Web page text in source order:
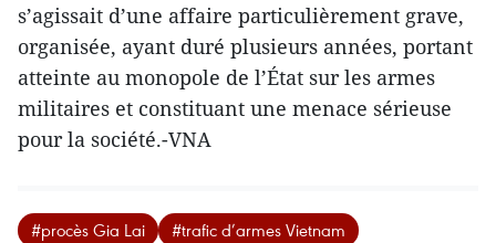
s’agissait d’une affaire particulièrement grave,
organisée, ayant duré plusieurs années, portant
atteinte au monopole de l’État sur les armes
militaires et constituant une menace sérieuse
pour la société.-VNA
#procès Gia Lai
#trafic d’armes Vietnam